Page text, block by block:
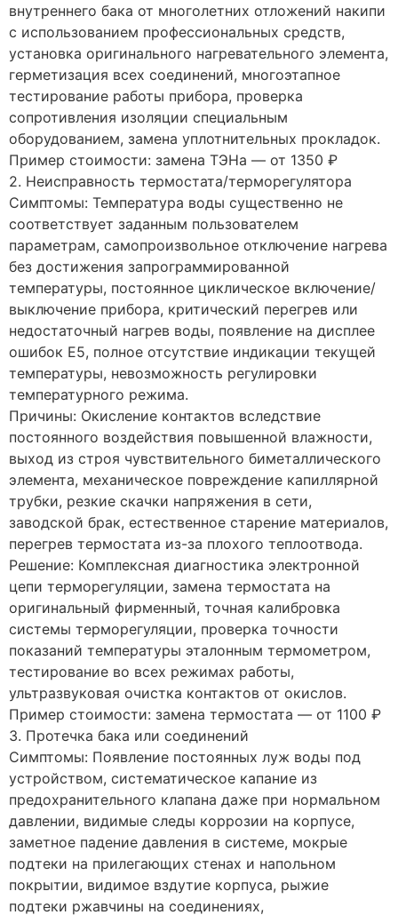
внутреннего бака от многолетних отложений накипи
с использованием профессиональных средств,
установка оригинального нагревательного элемента,
герметизация всех соединений, многоэтапное
тестирование работы прибора, проверка
сопротивления изоляции специальным
оборудованием, замена уплотнительных прокладок.
Пример стоимости: замена ТЭНа — от 1350 ₽
2. Неисправность термостата/терморегулятора
Симптомы: Температура воды существенно не
соответствует заданным пользователем
параметрам, самопроизвольное отключение нагрева
без достижения запрограммированной
температуры, постоянное циклическое включение/
выключение прибора, критический перегрев или
недостаточный нагрев воды, появление на дисплее
ошибок E5, полное отсутствие индикации текущей
температуры, невозможность регулировки
температурного режима.
Причины: Окисление контактов вследствие
постоянного воздействия повышенной влажности,
выход из строя чувствительного биметаллического
элемента, механическое повреждение капиллярной
трубки, резкие скачки напряжения в сети,
заводской брак, естественное старение материалов,
перегрев термостата из-за плохого теплоотвода.
Решение: Комплексная диагностика электронной
цепи терморегуляции, замена термостата на
оригинальный фирменный, точная калибровка
системы терморегуляции, проверка точности
показаний температуры эталонным термометром,
тестирование во всех режимах работы,
ультразвуковая очистка контактов от окислов.
Пример стоимости: замена термостата — от 1100 ₽
3. Протечка бака или соединений
Симптомы: Появление постоянных луж воды под
устройством, систематическое капание из
предохранительного клапана даже при нормальном
давлении, видимые следы коррозии на корпусе,
заметное падение давления в системе, мокрые
подтеки на прилегающих стенах и напольном
покрытии, видимое вздутие корпуса, рыжие
подтеки ржавчины на соединениях,